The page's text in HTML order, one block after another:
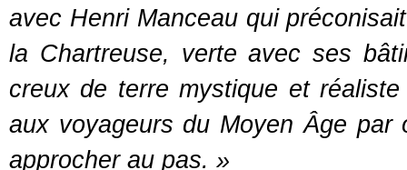
avec Henri Manceau qui
la Chartreuse, verte avec ses
creux de terre mystique et
aux voyageurs du Moyen Âge
approcher au pas. »